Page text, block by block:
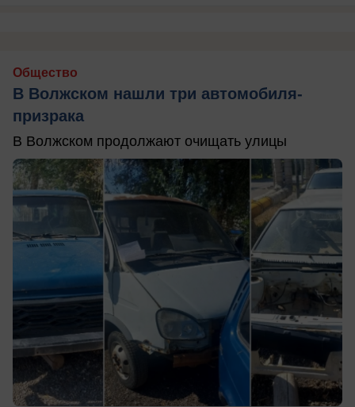
Общество
В Волжском нашли три автомобиля-
призрака
В Волжском продолжают очищать улицы